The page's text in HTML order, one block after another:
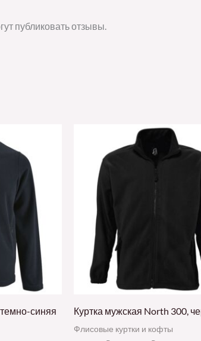
публиковать отзывы.
синяя Куртка мужская North 300,
Флисовые куртки и кофты